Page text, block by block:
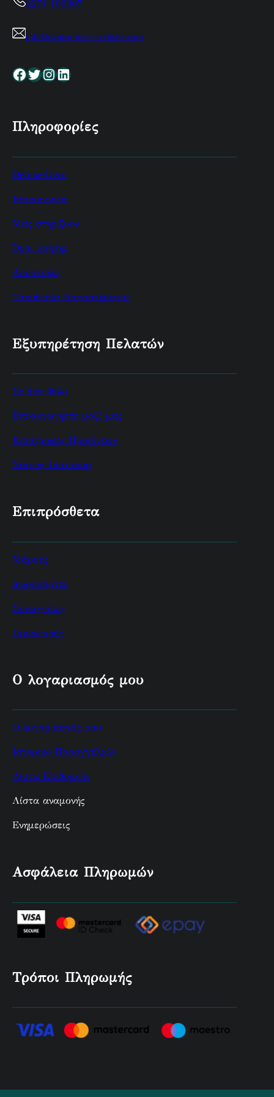
2271 100307
info@denise-deco-website.com
Facebook Twitter InstagramLinkedin
Πληροφορίες
Denise-Deco
Επικοινωνία
Μας στηρίζουν
Όροι χρήσης
Αποστολές
Τοποθεσία Καταστήματος
Εξυπηρέτηση Πελατών
Σε ένα Φίλο
Επικοινωνήστε μαζί μας
Επιστροφές Προϊόντων
Χάρτης Ισοτόπου
Επιπρόσθετα
Μάρκες
Δωροκάρτες
Συνεργάτες
Προσφορές
Ο λογαριασμός μου
Ο λογαριασμός μου
Ιστορικό Παραγγελιών
Λίστα Επιθυμιών
Λίστα αναμονής
Ενημερώσεις
Ασφάλεια Πληρωμών
Τρόποι Πληρωμής